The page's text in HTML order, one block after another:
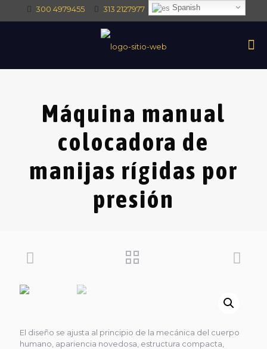
300 4979455 313 2127977 intec@intectrade.co
Máquina manual
colocadora de
manijas rígidas por
presión
El diseño se ajusta al principio de la mecánica del cuerpo
humano, apariencia novedosa, estructura compacta,
Spanish